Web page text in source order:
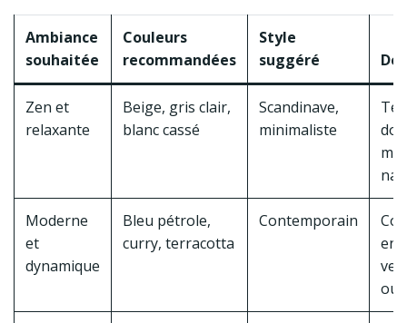
Ambiance
souhaitée
Couleurs
recommandées
Style
suggéré
Zen et
relaxante
Beige, gris clair,
blanc cassé
Scandinave,
minimaliste
Moderne
et
dynamique
Bleu pétrole,
curry, terracotta
Contemporain
en
ou